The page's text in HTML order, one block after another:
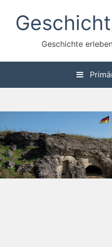
Inhalt
springen
Geschichte